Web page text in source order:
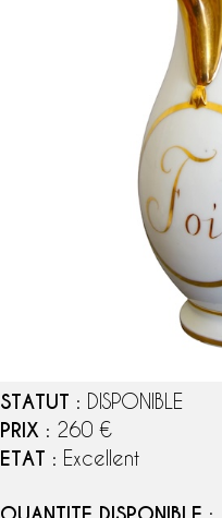
STATUT : DISPONIBLE
PRIX : 260 €
ETAT : Excellent
: